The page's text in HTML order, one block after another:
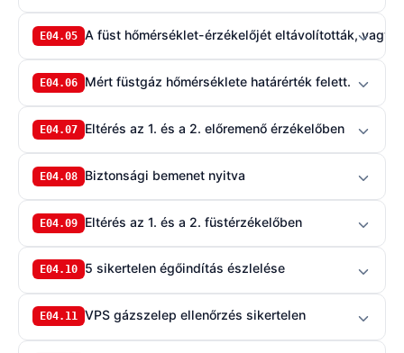
E04.05 A füst hőmérséklet-érzékelőjét eltávolították, vagy
E04.06 Mért füstgáz hőmérséklete határérték felett.
E04.07 Eltérés az 1. és a 2. előremenő érzékelőben
E04.08 Biztonsági bemenet nyitva
E04.09 Eltérés az 1. és a 2. füstérzékelőben
E04.10 5 sikertelen égőindítás észlelése
E04.11 VPS gázszelep ellenőrzés sikertelen